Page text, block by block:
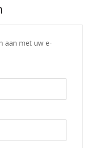
aan met uw e-